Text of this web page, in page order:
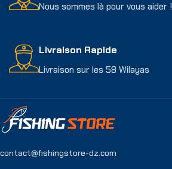
Nous sommes là pour vous aider !
Livraison Rapide
Livraison sur les 58 Wilayas
contact@fishingstore-dz.com